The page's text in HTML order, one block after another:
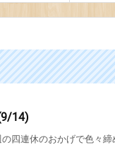
14)
四連休のおかげで色々締